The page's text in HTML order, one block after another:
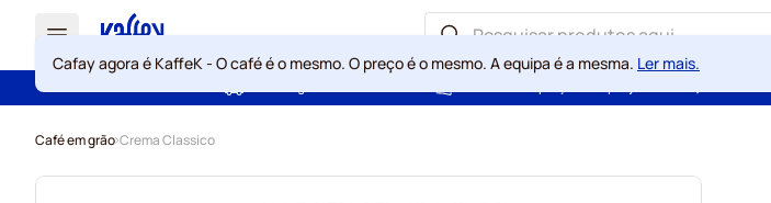
Cafay agora é KaffeK - O café é o mesmo. O preço é o mesmo. A equipa é a mesma. Ler mais.
Café em grão Crema Classico